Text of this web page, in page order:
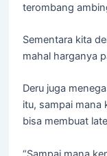
terombang
Sementara kita
mahal harganya
Deru juga
itu, sampai mana
bisa membuat